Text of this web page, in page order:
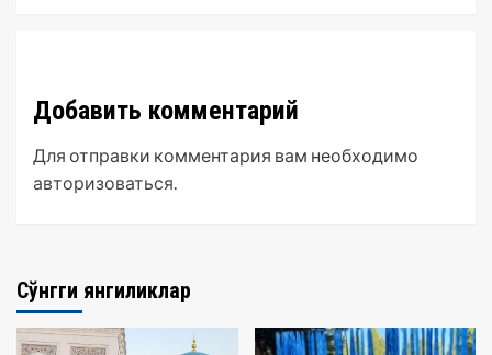
Добавить комментарий
Для отправки комментария вам необходимо
авторизоваться
Сўнгги янгиликлар